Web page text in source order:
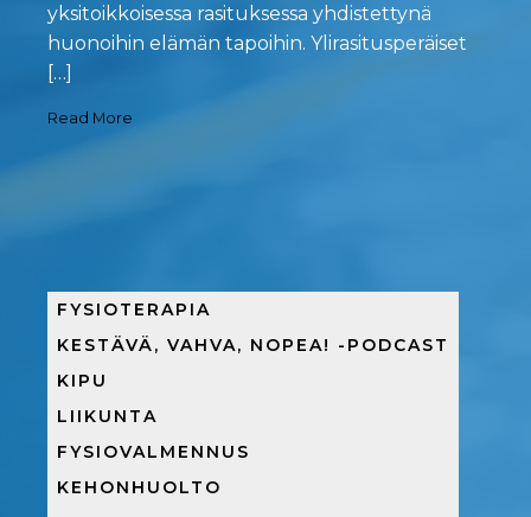
yksitoikkoisessa rasituksessa yhdistettynä
huonoihin elämän tapoihin. Ylirasitusperäiset
[…]
Read More
FYSIOTERAPIA
KESTÄVÄ, VAHVA, NOPEA! -PODCAST
KIPU
LIIKUNTA
FYSIOVALMENNUS
KEHONHUOLTO